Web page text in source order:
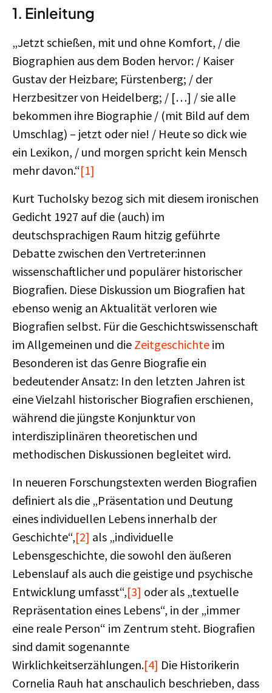
1. Einleitung
„Jetzt schießen, mit und ohne Komfort, / die
Biographien aus dem Boden hervor: / Kaiser
Gustav der Heizbare; Fürstenberg; / der
Herzbesitzer von Heidelberg; / […] / sie alle
bekommen ihre Biographie / (mit Bild auf dem
Umschlag) – jetzt oder nie! / Heute so dick wie
ein Lexikon, / und morgen spricht kein Mensch
mehr davon.“[1]
Kurt Tucholsky bezog sich mit diesem ironischen
Gedicht 1927 auf die (auch) im
deutschsprachigen Raum hitzig geführte
Debatte zwischen den Vertreter:innen
wissenschaftlicher und populärer historischer
Biograﬁen. Diese Diskussion um Biograﬁen hat
ebenso wenig an Aktualität verloren wie
Biograﬁen selbst. Für die Geschichtswissenschaft
im Allgemeinen und die Zeitgeschichte im
Besonderen ist das Genre Biograﬁe ein
bedeutender Ansatz: In den letzten Jahren ist
eine Vielzahl historischer Biograﬁen erschienen,
während die jüngste Konjunktur von
interdisziplinären theoretischen und
methodischen Diskussionen begleitet wird.
In neueren Forschungstexten werden Biograﬁen
deﬁniert als die „Präsentation und Deutung
eines individuellen Lebens innerhalb der
Geschichte“,[2] als „individuelle
Lebensgeschichte, die sowohl den äußeren
Lebenslauf als auch die geistige und psychische
Entwicklung umfasst“,[3] oder als „textuelle
Repräsentation eines Lebens“, in der „immer
eine reale Person“ im Zentrum steht. Biograﬁen
sind damit sogenannte
Wirklichkeitserzählungen.[4] Die Historikerin
Cornelia Rauh hat anschaulich beschrieben, dass